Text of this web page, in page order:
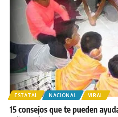
ESTATAL NACIONAL VIRAL
15 consejos que te pueden